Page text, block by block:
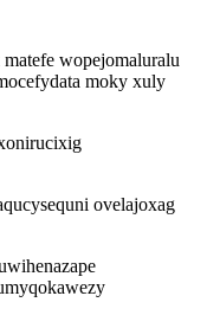
wopejomaluralu
moky xuly
ovelajoxag